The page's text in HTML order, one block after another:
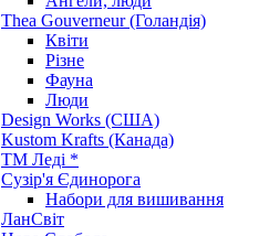
Thea Gouverneur (Голандія)
Квіти
Різне
Фауна
Люди
Design Works (США)
Kustom Krafts (Канада)
ТМ Леді *
Сузір'я Єдинорога
Набори для вишивання
ЛанСвіт